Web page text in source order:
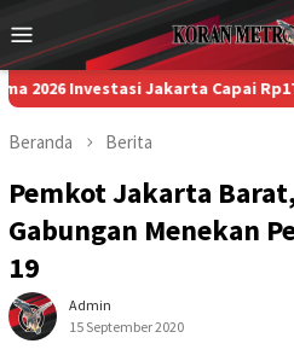
ke
konten
Menu
Mobile
Jakarta Capai Rp173,6 T
Beranda Berita
Pemkot Jakarta
Gabungan Menekan
19
Admin
15 September 2020